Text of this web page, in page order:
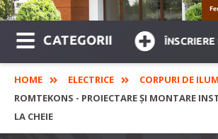
CATEGORII
HOME ELECTRICE
CORPURI DE
ROMTEKONS - PROIECTARE ȘI MONTARE
LA CHEIE